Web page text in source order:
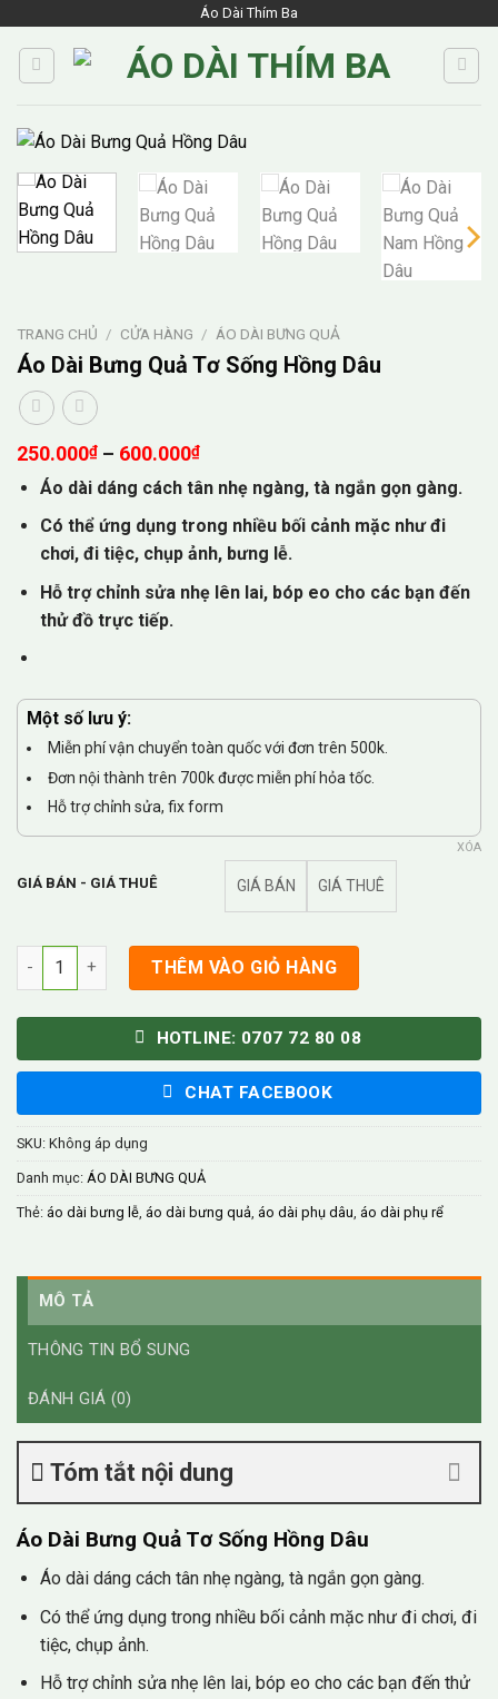
content
Áo Dài Thím Ba
TRANG CHỦ / CỬA HÀNG / ÁO DÀI BƯNG QUẢ
Áo Dài Bưng Quả Tơ Sống Hồng Dâu
250.000₫ – 600.000₫Khoảng
từ
250.000₫
đến
600.000₫
Áo dài dáng cách tân nhẹ ngàng, tà ngắn gọn gàng.
Có thể ứng dụng trong nhiều bối cảnh mặc như đi
chơi, đi tiệc, chụp ảnh, bưng lễ.
Hỗ trợ chỉnh sửa nhẹ lên lai, bóp eo cho các bạn đến
thử đồ trực tiếp.
Một số lưu ý:
Miễn phí vận chuyển toàn quốc với đơn trên 500k.
Đơn nội thành trên 700k được miễn phí hỏa tốc.
Hỗ trợ chỉnh sửa, fix form
GIÁ BÁN - GIÁ THUÊ GIÁ BÁN GIÁ THUÊ
XÓA
Áo Dài Bưng Quả Tơ Sống Hồng Dâu số lượng
THÊM VÀO GIỎ HÀNG
HOTLINE: 0707 72 80 08
CHAT FACEBOOK
SKU: Không áp dụng
Danh mục: ÁO DÀI BƯNG QUẢ
Thẻ: áo dài bưng lễ áo dài bưng quả áo dài phụ dâu áo dài phụ rể
MÔ TẢ
THÔNG TIN BỔ SUNG
ĐÁNH GIÁ (0)
Tóm tắt nội dung
Áo Dài Bưng Quả Tơ Sống Hồng Dâu
Áo dài dáng cách tân nhẹ ngàng, tà ngắn gọn gàng.
Có thể ứng dụng trong nhiều bối cảnh mặc như đi chơi, đi
tiệc, chụp ảnh.
Hỗ trợ chỉnh sửa nhẹ lên lai, bóp eo cho các bạn đến thử